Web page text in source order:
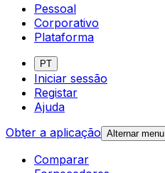
Pessoal
Corporativo
Plataforma
PT
Iniciar sessão
Registar
Ajuda
Obter a aplicação Alternar menu
Comparar